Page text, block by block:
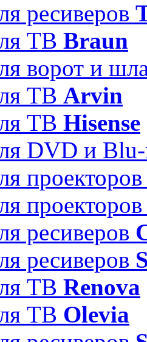
ресиверов
ТВ Braun
ворот и
ТВ Arvin
ТВ Hisense
DVD и
ресиверов
ресиверов
ТВ Renova
ТВ Olevia